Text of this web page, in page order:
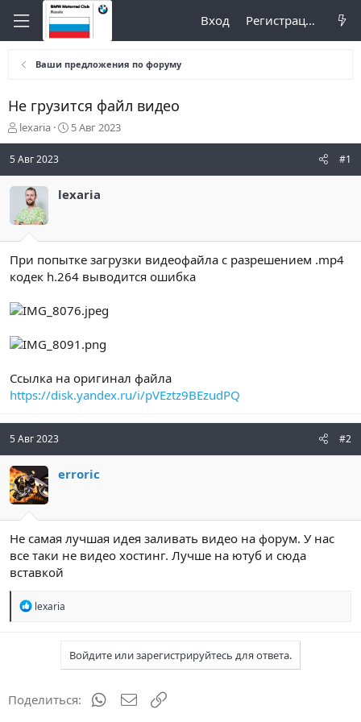
Вход Регистрация
Ваши предложения по форуму
Не грузится файл видео
А
в
т
р
е
м
ы
lexaria
Д
а
а
л
а
5 Авг 2023
5 Авг 2023 #1
lexaria
При попытке загрузки видеофайла с разрешением .mp4
кодек h.264 выводится ошибка
Ссылка на оригинал файла
https://disk.yandex.ru/i/pVEztz9BEzudPQ
5 Авг 2023 #2
erroric
Не самая лучшая идея заливать видео на форум. У нас
все таки не видео хостинг. Лучше на ютуб и сюда
вставкой
Р
:
lexaria
Войдите или зарегистрируйтесь для ответа.
Поделиться: WhatsAppЭлектронная почта